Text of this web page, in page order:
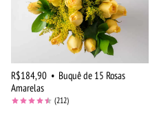
R$184,90 • Buquê de 15 Rosas
Amarelas
(212)